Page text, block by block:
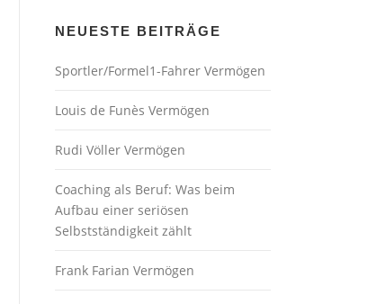
NEUESTE BEITRÄGE
Sportler/Formel1-Fahrer Vermögen
Louis de Funès Vermögen
Rudi Völler Vermögen
Coaching als Beruf: Was beim
Aufbau einer seriösen
Selbstständigkeit zählt
Frank Farian Vermögen